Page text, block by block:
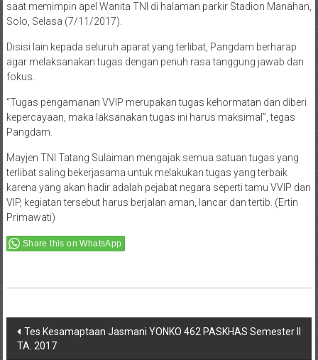
saat memimpin apel Wanita TNI di halaman parkir Stadion Manahan,
Solo, Selasa (7/11/2017).
Disisi lain kepada seluruh aparat yang terlibat, Pangdam berharap
agar melaksanakan tugas dengan penuh rasa tanggung jawab dan
fokus.
“Tugas pengamanan VVIP merupakan tugas kehormatan dan diberi
kepercayaan, maka laksanakan tugas ini harus maksimal”, tegas
Pangdam.
Mayjen TNI Tatang Sulaiman mengajak semua satuan tugas yang
terlibat saling bekerjasama untuk melakukan tugas yang terbaik
karena yang akan hadir adalah pejabat negara seperti tamu VVIP dan
VIP, kegiatan tersebut harus berjalan aman, lancar dan tertib. (Ertin
Primawati)
Share this on WhatsApp
Post
navigation
Tes Kesamaptaan Jasmani YONKO 462 PASKHAS Semester II
TA. 2017